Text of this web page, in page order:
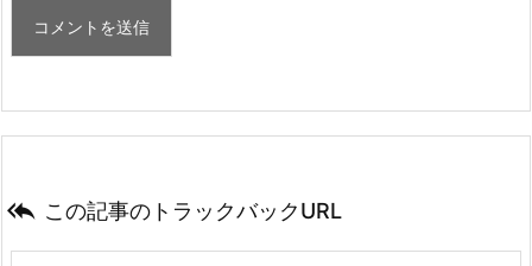
 この記事のトラックバックURL